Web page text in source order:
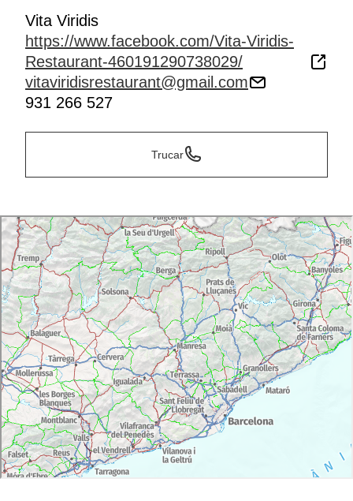
Vita Viridis
https://www.facebook.com/Vita-Viridis-
Restaurant-460191290738029/
vitaviridisrestaurant@gmail.com
931 266 527
Trucar